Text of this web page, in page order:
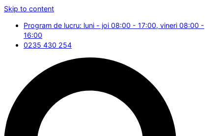
Skip to content
Program de lucru: luni - joi 08:00 - 17:00, vineri 08:00 -
16:00
0235 430 254